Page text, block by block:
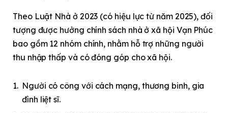
Theo Luật Nhà ở 2023 (có hiệu lực từ năm 2025), đối
tượng được hưởng chính sách nhà ở xã hội Vạn Phúc
bao gồm 12 nhóm chính, nhằm hỗ trợ những người
thu nhập thấp và có đóng góp cho xã hội.
Người có công với cách mạng, thương binh, gia
đình liệt sĩ.